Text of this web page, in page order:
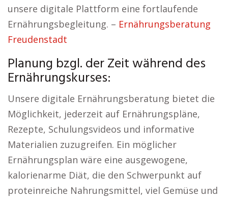
unsere digitale Plattform eine fortlaufende
Ernährungsbegleitung. – Ernährungsberatung
Freudenstadt
Planung bzgl. der Zeit während des
Ernährungskurses:
Unsere digitale Ernährungsberatung bietet die
Möglichkeit, jederzeit auf Ernährungspläne,
Rezepte, Schulungsvideos und informative
Materialien zuzugreifen. Ein möglicher
Ernährungsplan wäre eine ausgewogene,
kalorienarme Diät, die den Schwerpunkt auf
proteinreiche Nahrungsmittel, viel Gemüse und